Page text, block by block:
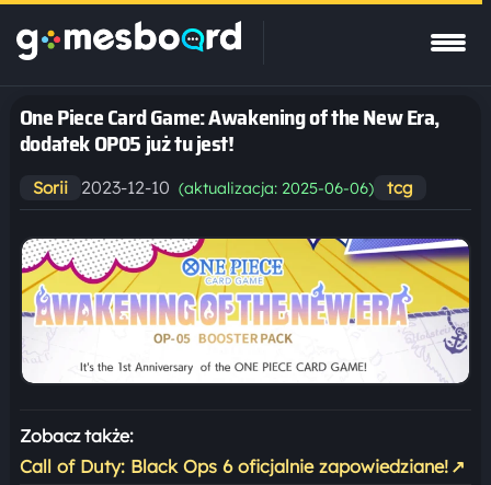
One Piece Card Game: Awakening of the New Era,
dodatek OP05 już tu jest!
Sorii 2023-12-10 (aktualizacja: 2025-06-06) tcg
Zobacz także:
Call of Duty: Black Ops 6 oficjalnie zapowiedziane! ↗